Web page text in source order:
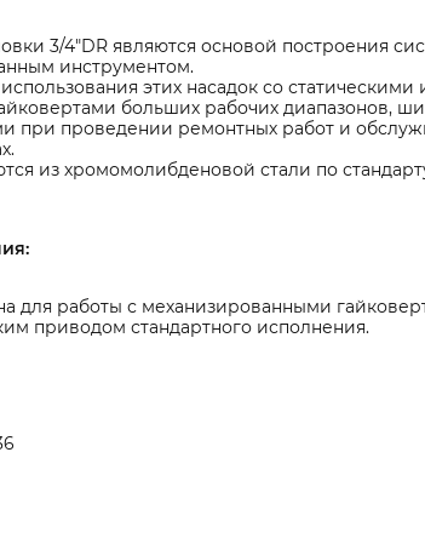
3/4"DR являются основой построения
инструментом.
этих насадок со
больших рабочих диапазонов,
при проведении ремонтных работ и
из хромомолибденовой стали по
для работы с механизированными
приводом стандартного исполнения.